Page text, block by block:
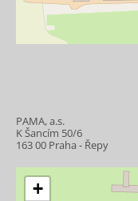
PAMA, a.s.
K Šancím 50/6
163 00 Praha - Řepy
+